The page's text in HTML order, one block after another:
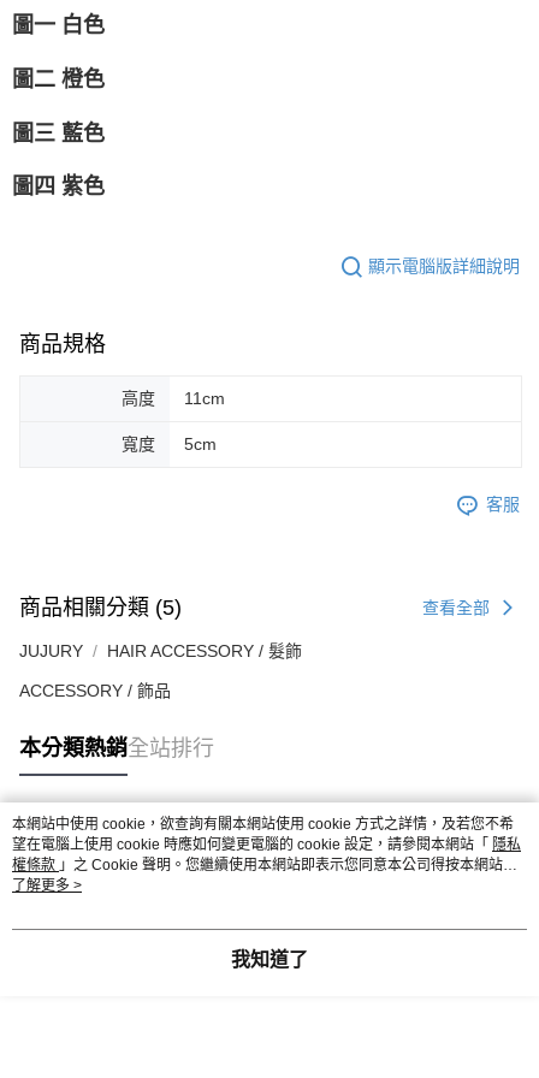
圖一 白色
圖二 橙色
圖三 藍色
圖四 紫色
顯示電腦版詳細說明
商品規格
高度 11cm
寬度 5cm
客服
商品相關分類 (5) 查看全部
JUJURY HAIR ACCESSORY / 髮飾
ACCESSORY / 飾品
本分類熱銷全站排行
熱門標籤
本網站中使用 cookie，欲查詢有關本網站使用 cookie 方式之詳情，及若您不希
望在電腦上使用 cookie 時應如何變更電腦的 cookie 設定，請參閱本網站「 隱私
權條款 」之 Cookie 聲明。您繼續使用本網站即表示您同意本公司得按本網站使
用條款之 Cookie 聲明使用 cookie。
了解更多 >
我知道了